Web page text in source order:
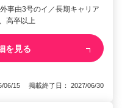
事由3号のイ／長期キャリア
高卒以上
を見る
06/15 掲載終了日： 2027/06/30